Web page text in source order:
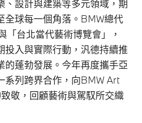
、設計與建築等多元領域，期
全球每一個角落。BMW總代
「台北當代藝術博覽會」，
投入與實際行動，汎德持續推
的蓬勃發展。今年再度攜手亞
系列跨界合作，向BMW Art
敬，回顧藝術與駕馭所交織